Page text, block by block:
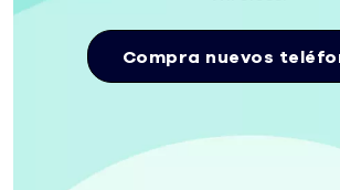
Llamadas
internacionales
Compra nuevos